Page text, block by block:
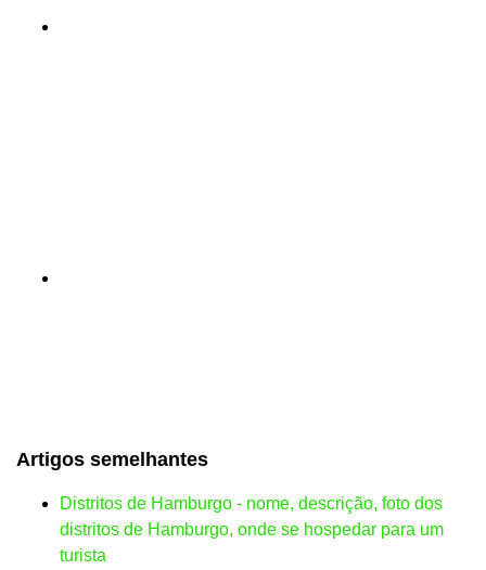
Artigos semelhantes
Distritos de Hamburgo - nome, descrição, foto dos
distritos de Hamburgo, onde se hospedar para um
turista